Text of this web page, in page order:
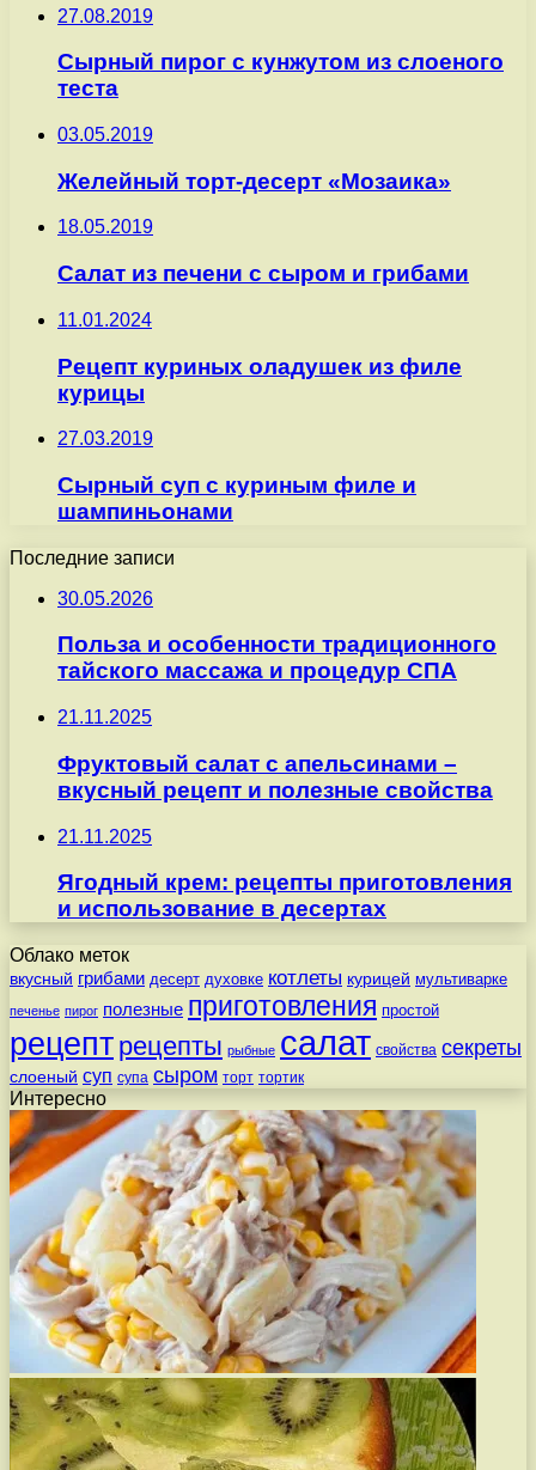
27.08.2019
Сырный пирог с кунжутом из слоеного
теста
03.05.2019
Желейный торт-десерт «Мозаика»
18.05.2019
Салат из печени с сыром и грибами
11.01.2024
Рецепт куриных оладушек из филе
курицы
27.03.2019
Сырный суп с куриным филе и
шампиньонами
Последние записи
30.05.2026
Польза и особенности традиционного
тайского массажа и процедур СПА
21.11.2025
Фруктовый салат с апельсинами –
вкусный рецепт и полезные свойства
21.11.2025
Ягодный крем: рецепты приготовления
и использование в десертах
Облако меток
вкусный грибами десерт духовке котлеты курицей мультиварке
печенье пирог полезные приготовления простой
рецепт рецепты рыбные салат свойства секреты
слоеный суп супа сыром торт тортик
Интересно